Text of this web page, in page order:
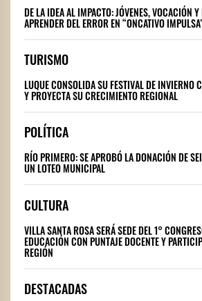
DE LA IDEA AL IMPACTO: JÓVENES, VOCACIÓN Y
APRENDER DEL ERROR EN “ONCATIVO
TURISMO
LUQUE CONSOLIDA SU FESTIVAL DE INVIERNO
Y PROYECTA SU CRECIMIENTO REGIONAL
POLÍTICA
RÍO PRIMERO: SE APROBÓ LA DONACIÓN DE
UN LOTEO MUNICIPAL
CULTURA
VILLA SANTA ROSA SERÁ SEDE DEL 1°
EDUCACIÓN CON PUNTAJE DOCENTE Y
REGIÓN
DESTACADAS